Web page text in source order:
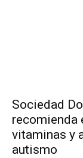
Sociedad
recomienda
vitaminas y
autismo